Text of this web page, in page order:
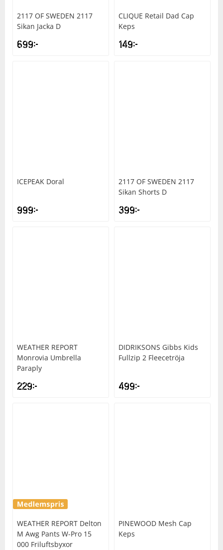
2117 OF SWEDEN 2117
Sikan Jacka D
699kr
CLIQUE Retail Dad Cap
Keps
149kr
ICEPEAK Doral
999kr
2117 OF SWEDEN 2117
Sikan Shorts D
399kr
WEATHER REPORT
Monrovia Umbrella
Paraply
229kr
DIDRIKSONS Gibbs Kids
Fullzip 2 Fleecetröja
499kr
WEATHER REPORT Delton
M Awg Pants W-Pro 15
000 Friluftsbyxor
PINEWOOD Mesh Cap
Keps